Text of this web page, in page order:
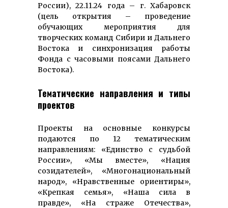
России), 22.11.24 года – г. Хабаровск
(цель открытия – проведение
обучающих мероприятия для
творческих команд Сибири и Дальнего
Востока и синхронизация работы
Фонда с часовыми поясами Дальнего
Востока).
Тематические направления и типы
проектов
Проекты на основные конкурсы
подаются по 12 тематическим
направлениям: «Единство с судьбой
России», «Мы вместе», «Нация
созидателей», «Многонациональный
народ», «Нравственные ориентиры»,
«Крепкая семья», «Наша сила в
правде», «На страже Отечества»,